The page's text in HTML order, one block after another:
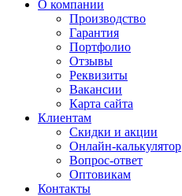
О компании
Производство
Гарантия
Портфолио
Отзывы
Реквизиты
Вакансии
Карта сайта
Клиентам
Скидки и акции
Онлайн-калькулятор
Вопрос-ответ
Оптовикам
Контакты